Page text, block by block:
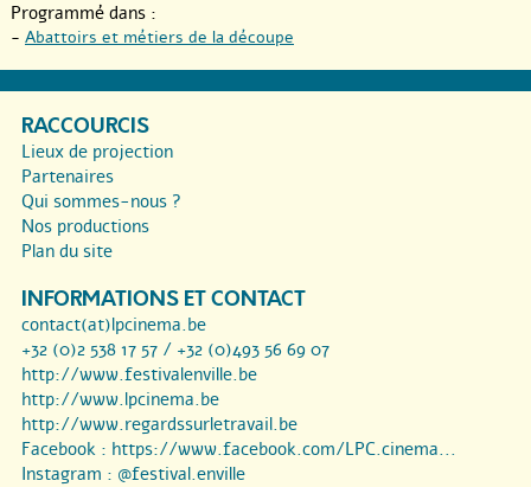
Programmé dans :
- Abattoirs et métiers de la découpe
RACCOURCIS
Lieux de projection
Partenaires
Qui sommes-nous ?
Nos productions
Plan du site
INFORMATIONS ET CONTACT
contact(at)lpcinema.be
+32 (0)2 538 17 57 / +32 (0)493 56 69 07
http://www.festivalenville.be
http://www.lpcinema.be
http://www.regardssurletravail.be
Facebook : https://www.facebook.com/LPC.cinema...
Instagram : @festival.enville